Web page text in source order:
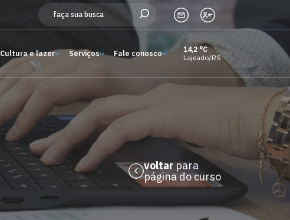
Cultura e lazer Serviços Fale conosco
14,2 °C
Lajeado/RS
Estude aqui
Ensino
A Univates
Pesquisa e Inovação
Extensão
Cultura e lazer
voltarpara
página do curso